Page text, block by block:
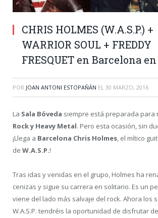
CHRIS HOLMES (W.A.S.P.) +
WARRIOR SOUL + FREDDY
FRESQUET en Barcelona
POR JOAN ANTONI ESTOPAÑÁN EL 30 MARZO, 2016
La Sala Bóveda siempre está preparada para
Rock y Heavy Metal. Pero esta ocasión, sin
¡Llega a Barcelona Chris Holmes, el mítico
de W.A.S.P.!
Tras idas y venidas en el grupo, Holmes ha
cenizas y sigue su carrera en solitario. Es un
viene del lado más salvaje del rock. Ahora los
W.A.S.P. tendréis la oportunidad de disfrutar